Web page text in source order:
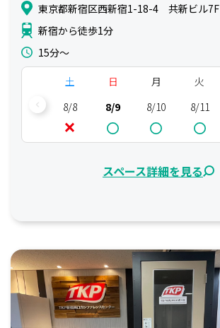
東京都新宿区西新宿1-18-4 共新ビル7F
新宿から徒歩1分
15分〜
土
8/8
日
8/9
月
8/10
火
8/11
スペース詳細を見る